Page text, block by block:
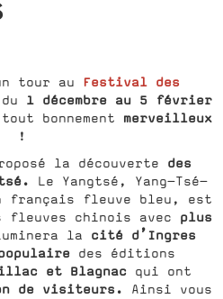
tour au
Festival des
1 décembre au 5 février
bonnement merveilleux
!
la découverte des
Le Yangtsé, Yang-Tsé-
français fleuve bleu, est
fleuves chinois avec plus
la cité d’Ingres
des éditions
et Blagnac qui ont
de visiteurs.
Ainsi vous